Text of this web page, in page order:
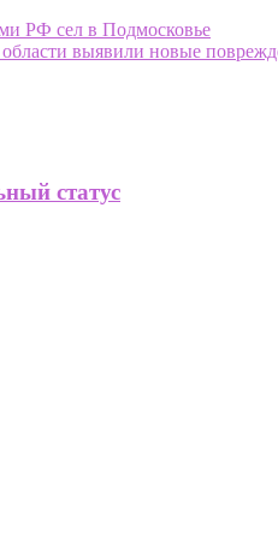
РФ сел в Подмосковье
выявили новые
статус